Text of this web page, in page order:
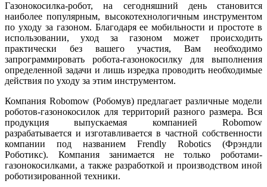
Газонокосилка-робот, на сегодняшний день становится
наиболее популярным, высокотехнологичным инструментом
по уходу за газоном. Благодаря ее мобильности и простоте в
использовании, уход за газоном может происходить
практически без вашего участия, Вам необходимо
запрограммировать робота-газонокосилку для выполнения
определенной задачи и лишь изредка проводить необходимые
действия по уходу за этим инструментом.
Компания Robomow (Робомув) предлагает различные модели
роботов-газонокосилок для территорий разного размера. Вся
продукция выпускаемая компанией Robomow
разрабатывается и изготавливается в частной собственности
компании под названием Frendly Robotics (Фрэндли
Роботикс). Компания занимается не только роботами-
газонокосилками, а также разработкой и производством иной
роботизированной техники.